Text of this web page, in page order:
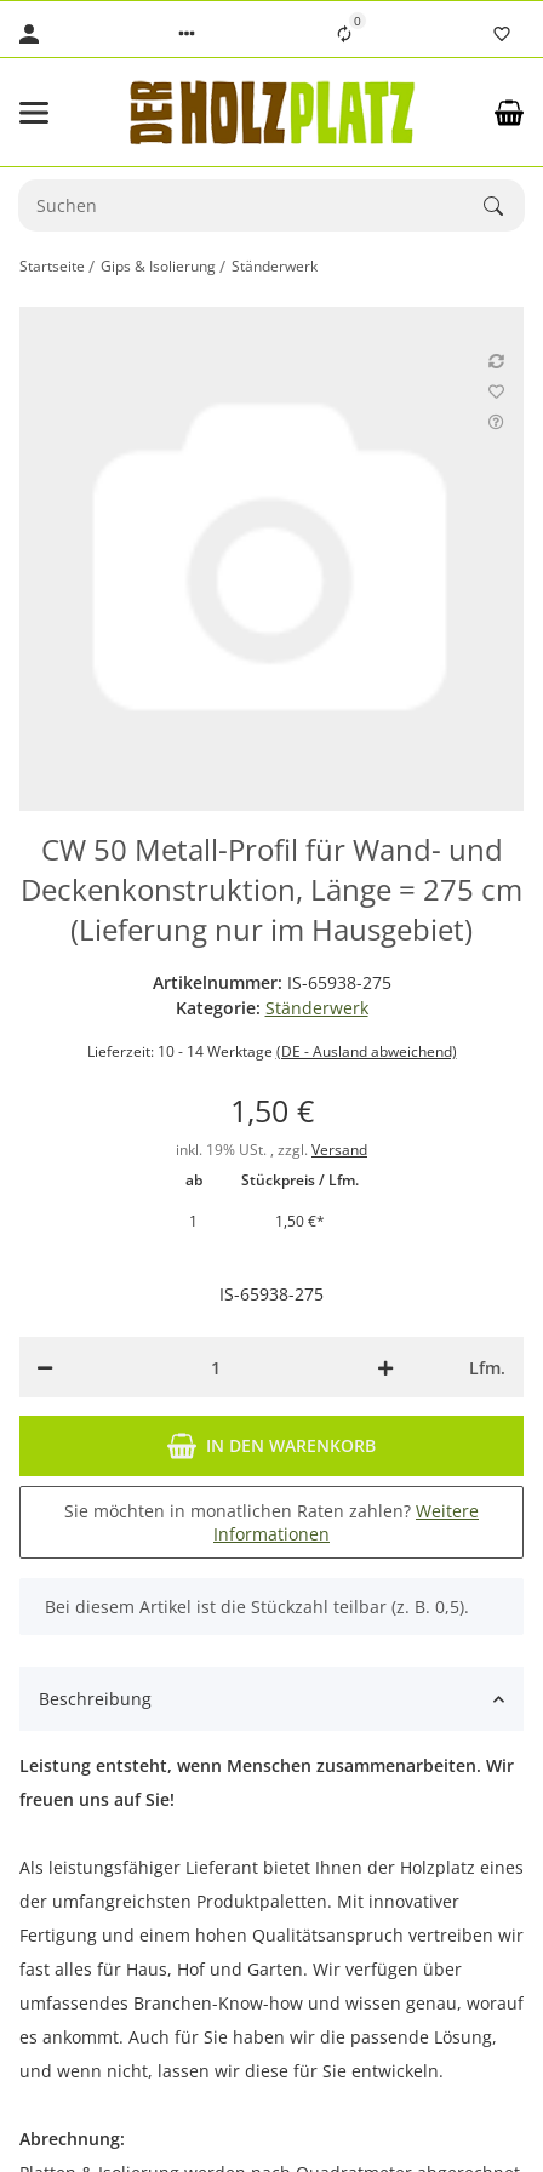
0
Startseite Gips & Isolierung Ständerwerk
CW 50 Metall-Profil für Wand- und
Deckenkonstruktion, Länge = 275 cm
(Lieferung nur im Hausgebiet)
Artikelnummer: IS-65938-275
Kategorie: Ständerwerk
Lieferzeit: 10 - 14 Werktage (DE - Ausland abweichend)
1,50 €
inkl. 19% USt. , zzgl. Versand
ab
Stückpreis / Lfm.
1
1,50 €*
IS-65938-275
Lfm.
IN DEN WARENKORB
Sie möchten in monatlichen Raten zahlen? Weitere
Informationen
x
Bei diesem Artikel ist die Stückzahl teilbar (z. B. 0,5).
Beschreibung
Leistung entsteht, wenn Menschen zusammenarbeiten. Wir
freuen uns auf Sie!
Als leistungsfähiger Lieferant bietet Ihnen der Holzplatz eines
der umfangreichsten Produktpaletten. Mit innovativer
Fertigung und einem hohen Qualitätsanspruch vertreiben wir
fast alles für Haus, Hof und Garten. Wir verfügen über
umfassendes Branchen-Know-how und wissen genau, worauf
es ankommt. Auch für Sie haben wir die passende Lösung,
und wenn nicht, lassen wir diese für Sie entwickeln.
Abrechnung: